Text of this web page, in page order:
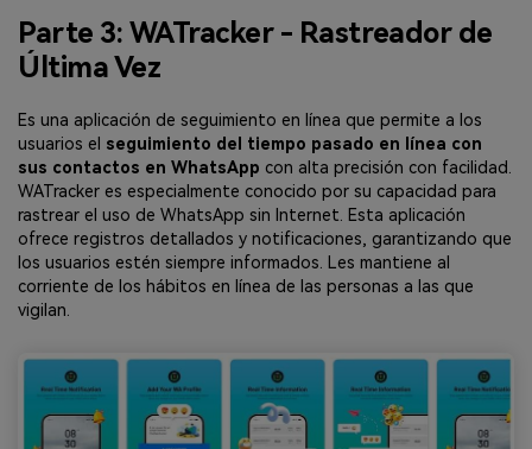
Parte 3: WATracker - Rastreador de
Última Vez
Es una aplicación de seguimiento en línea que permite a los
usuarios el seguimiento del tiempo pasado en línea con
sus contactos en WhatsApp con alta precisión con facilidad.
WATracker es especialmente conocido por su capacidad para
rastrear el uso de WhatsApp sin Internet. Esta aplicación
ofrece registros detallados y notificaciones, garantizando que
los usuarios estén siempre informados. Les mantiene al
corriente de los hábitos en línea de las personas a las que
vigilan.